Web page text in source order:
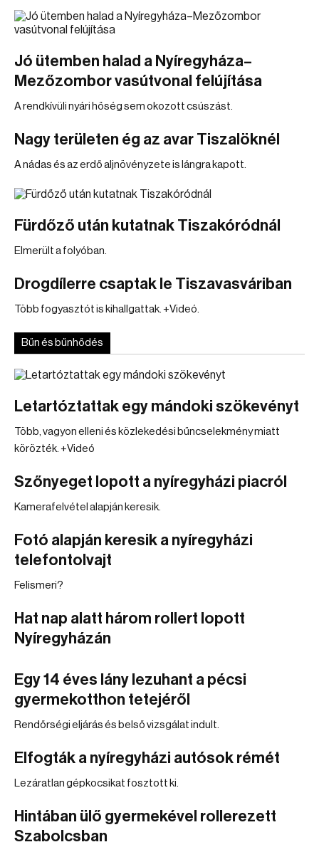
Jó ütemben halad a Nyíregyháza–
Mezőzombor vasútvonal felújítása
A rendkívüli nyári hőség sem okozott csúszást.
Nagy területen ég az avar Tiszalöknél
A nádas és az erdő aljnövényzete is lángra kapott.
Fürdőző után kutatnak Tiszakóródnál
Elmerült a folyóban.
Drogdílerre csaptak le Tiszavasváriban
Több fogyasztót is kihallgattak. +Videó.
Bűn és bűnhődés
Letartóztattak egy mándoki szökevényt
Több, vagyon elleni és közlekedési bűncselekmény miatt
körözték. +Videó
Szőnyeget lopott a nyíregyházi piacról
Kamerafelvétel alapján keresik.
Fotó alapján keresik a nyíregyházi
telefontolvajt
Felismeri?
Hat nap alatt három rollert lopott
Nyíregyházán
Egy 14 éves lány lezuhant a pécsi
gyermekotthon tetejéről
Rendőrségi eljárás és belső vizsgálat indult.
Elfogták a nyíregyházi autósok rémét
Lezáratlan gépkocsikat fosztott ki.
Hintában ülő gyermekével rollerezett
Szabolcsban